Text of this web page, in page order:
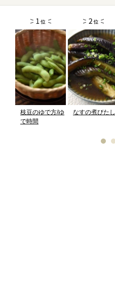
枝豆のゆで方/ゆ
で時間
なすの煮びたし